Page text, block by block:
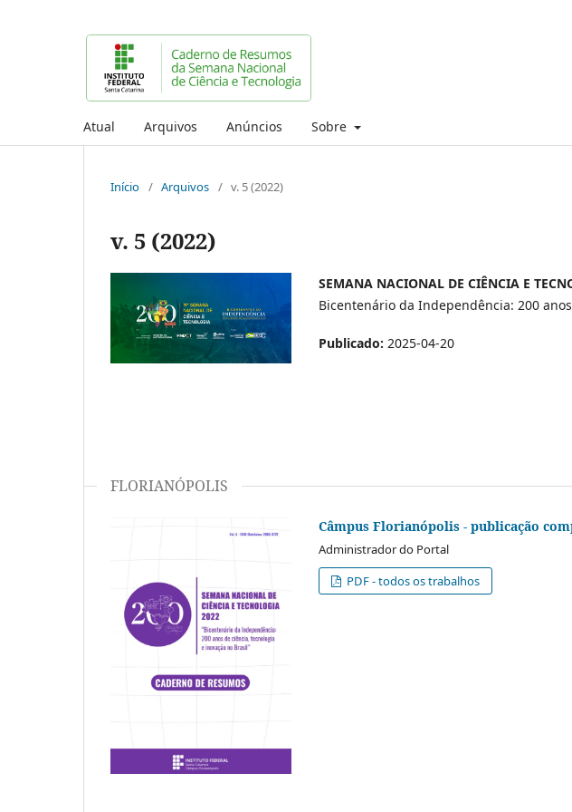
Atual Arquivos Anúncios Sobre
Início / Arquivos / v. 5 (2022)
v. 5 (2022)
SEMANA NACIONAL DE CIÊNCIA E
Bicentenário da Independência: 200
Publicado: 2025-04-20
FLORIANÓPOLIS
Câmpus Florianópolis - publicação
Administrador do Portal
PDF - todos os trabalhos